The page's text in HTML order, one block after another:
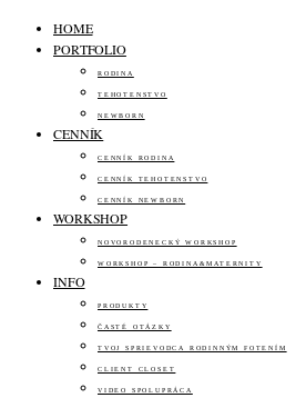
HOME
PORTFOLIO
RODINA
TEHOTENSTVO
NEWBORN
CENNÍK
CENNÍK RODINA
CENNÍK TEHOTENSTVO
CENNÍK NEWBORN
WORKSHOP
NOVORODENECKÝ WORKSHOP
WORKSHOP – RODINA&MATERNITY
INFO
PRODUKTY
ČASTÉ OTÁZKY
TVOJ SPRIEVODCA RODINNÝM FOTENÍM
CLIENT CLOSET
VIDEO SPOLUPRÁCA